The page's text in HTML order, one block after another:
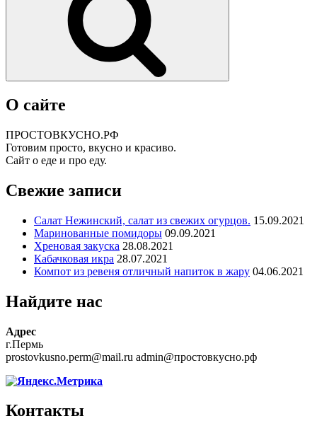
О сайте
ПРОСТОВКУСНО.РФ
Готовим просто, вкусно и красиво.
Сайт о еде и про еду.
Свежие записи
Салат Нежинский, салат из свежих огурцов. 15.09.2021
Маринованные помидоры 09.09.2021
Хреновая закуска 28.08.2021
Кабачковая икра 28.07.2021
Компот из ревеня отличный напиток в жару 04.06.2021
Найдите нас
Адрес
г.Пермь
prostovkusno.perm@mail.ru admin@простовкусно.рф
Контакты